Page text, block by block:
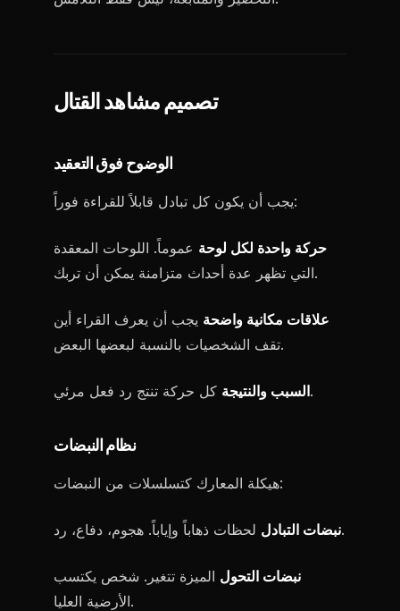
تصميم مشاهد القتال
الوضوح فوق التعقيد
يجب أن يكون كل تبادل قابلاً للقراءة فوراً:
حركة واحدة لكل لوحة عموماً. اللوحات المعقدة
التي تظهر عدة أحداث متزامنة يمكن أن تربك.
علاقات مكانية واضحة يجب أن يعرف القراء أين
تقف الشخصيات بالنسبة لبعضها البعض.
السبب والنتيجةكل حركة تنتج رد فعل مرئي.
نظام النبضات
هيكلة المعارك كتسلسلات من النبضات:
نبضات التبادللحظات ذهاباً وإياباً. هجوم، دفاع، رد.
نبضات التحول الميزة تتغير. شخص يكتسب
الأرضية العليا.